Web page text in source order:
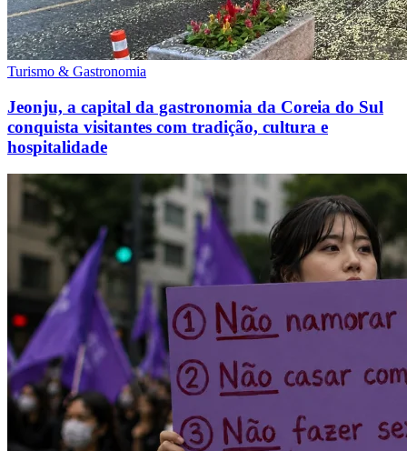
Turismo & Gastronomia
Jeonju, a capital da gastronomia da Coreia do Sul
conquista visitantes com tradição, cultura e
hospitalidade